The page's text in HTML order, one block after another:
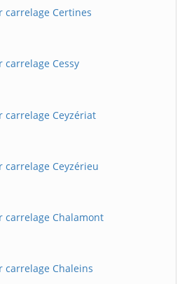
carrelage Certines
Cessy
carrelage Ceyzériat
Ceyzérieu
carrelage Chalamont
carrelage Chaleins